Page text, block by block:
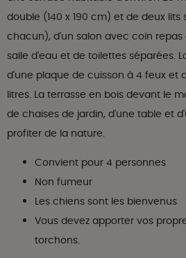
double (140 x 190 cm) et de deux lits
chacun), d'un salon avec coin repas
salle d'eau et de toilettes séparées.
d'une plaque de cuisson à 4 feux et
litres. La terrasse en bois devant le
de chaises de jardin, d'une table et
profiter de la nature.
Convient pour 4 personnes
Non fumeur
Les chiens sont les bienvenus
Vous devez apporter vos
torchons.